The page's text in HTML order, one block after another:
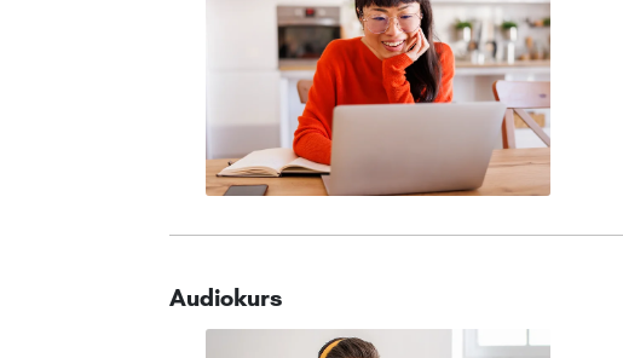
Audiokurs